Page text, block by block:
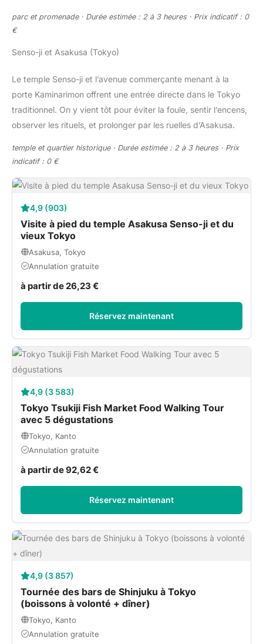
parc et promenade · Durée estimée : 2 à 3 heures · Prix indicatif : 0
€
Senso-ji et Asakusa (Tokyo)
Le temple Senso-ji et l’avenue commerçante menant à la
porte Kaminarimon offrent une entrée directe dans le Tokyo
traditionnel. On y vient tôt pour éviter la foule, sentir l’encens,
observer les rituels, et prolonger par les ruelles d’Asakusa.
temple et quartier historique · Durée estimée : 2 à 3 heures · Prix
indicatif : 0 €
4,9 (903)
Visite à pied du temple Asakusa Senso-ji et du
vieux Tokyo
Asakusa, Tokyo
Annulation gratuite
à partir de 26,23 €
Réservez maintenant
4,9 (3 583)
Tokyo Tsukiji Fish Market Food Walking Tour
avec 5 dégustations
Tokyo, Kanto
Annulation gratuite
à partir de 92,62 €
Réservez maintenant
4,9 (3 857)
Tournée des bars de Shinjuku à Tokyo
(boissons à volonté + dîner)
Tokyo, Kanto
Annulation gratuite